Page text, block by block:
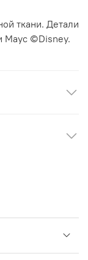
ткани. Детали
Маус ©Disney.